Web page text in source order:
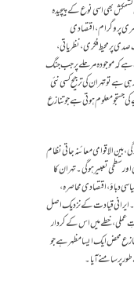
کشمکش بھی اسی نوع کے پیچیدہ
پروگرام، اقتصادی
پر محیط فکری، نظریاتی،
ہے کہ موجودہ مرحلے پر جب جنگ
تو تہران کی ترجیح کسی نئی
جستجو معلوم ہوتی ہے جو تنازع
بین الاقوامی معائنہ جاتی نظام
سطحی تعبیر ہوگی۔ تہران کا
دباؤ، اقتصادی محاصرہ،
ہے۔ ایرانی قیادت کے نزدیک اصل
عملی، خطے میں اس کے کردار
محض ایک ایسا مظہر ہے جو
پر سامنے آیا۔